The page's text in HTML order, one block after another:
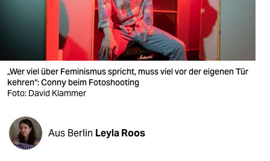
veranstaltungen
fragen & hilfe
unterstützen
genossenschaft
epaper login
„Wer viel über Feminismus spricht, muss viel vor der eigenen Tür
kehren“: Conny beim Fotoshooting
Foto: David Klammer
Aus Berlin Leyla Roos